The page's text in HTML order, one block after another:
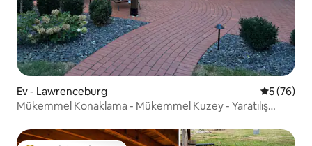
Ev - Lawrenceburg 55 (76)
Mükemmel Konaklama - Mükemmel Kuzey - Yaratılış